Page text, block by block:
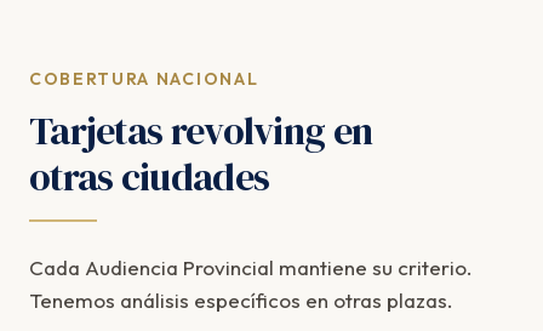
COBERTURA NACIONAL
Tarjetas revolving en
otras ciudades
Cada Audiencia Provincial mantiene su criterio.
Tenemos análisis específicos en otras plazas.